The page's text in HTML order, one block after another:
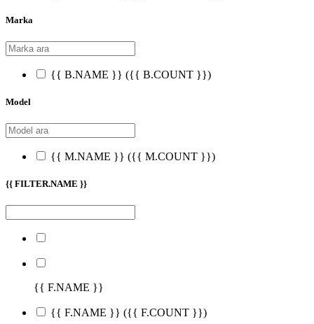
Marka
{{ B.NAME }} ({{ B.COUNT }})
Model
{{ M.NAME }} ({{ M.COUNT }})
{{ FILTER.NAME }}
{{ F.NAME }}
{{ F.NAME }} ({{ F.COUNT }})